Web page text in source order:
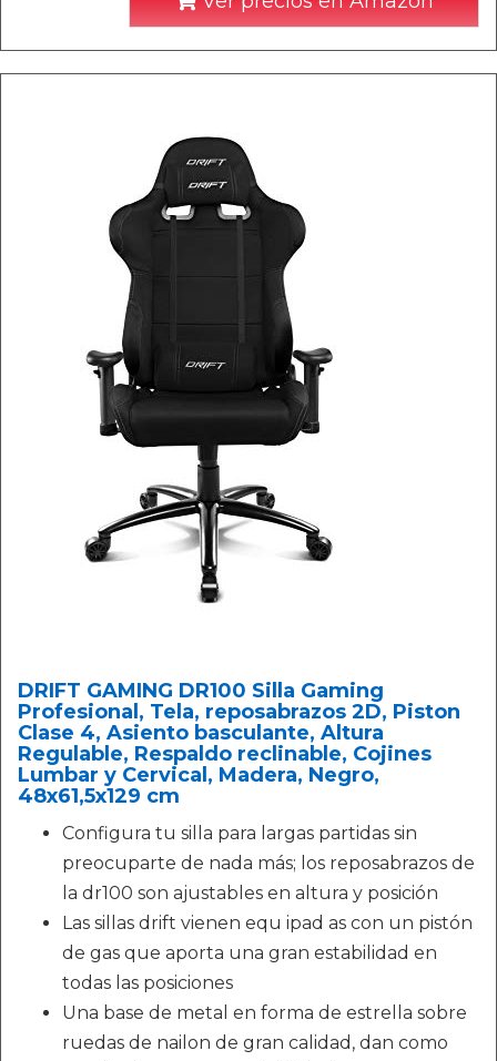
DRIFT GAMING DR100 Silla Gaming
Profesional, Tela, reposabrazos 2D, Piston
Clase 4, Asiento basculante, Altura
Regulable, Respaldo reclinable, Cojines
Lumbar y Cervical, Madera, Negro,
48x61,5x129 cm
Configura tu silla para largas partidas sin
preocuparte de nada más; los reposabrazos de
la dr100 son ajustables en altura y posición
Las sillas drift vienen equ ipad as con un pistón
de gas que aporta una gran estabilidad en
todas las posiciones
Una base de metal en forma de estrella sobre
ruedas de nailon de gran calidad, dan como